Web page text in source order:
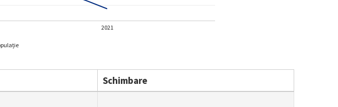
2021
Schimbare